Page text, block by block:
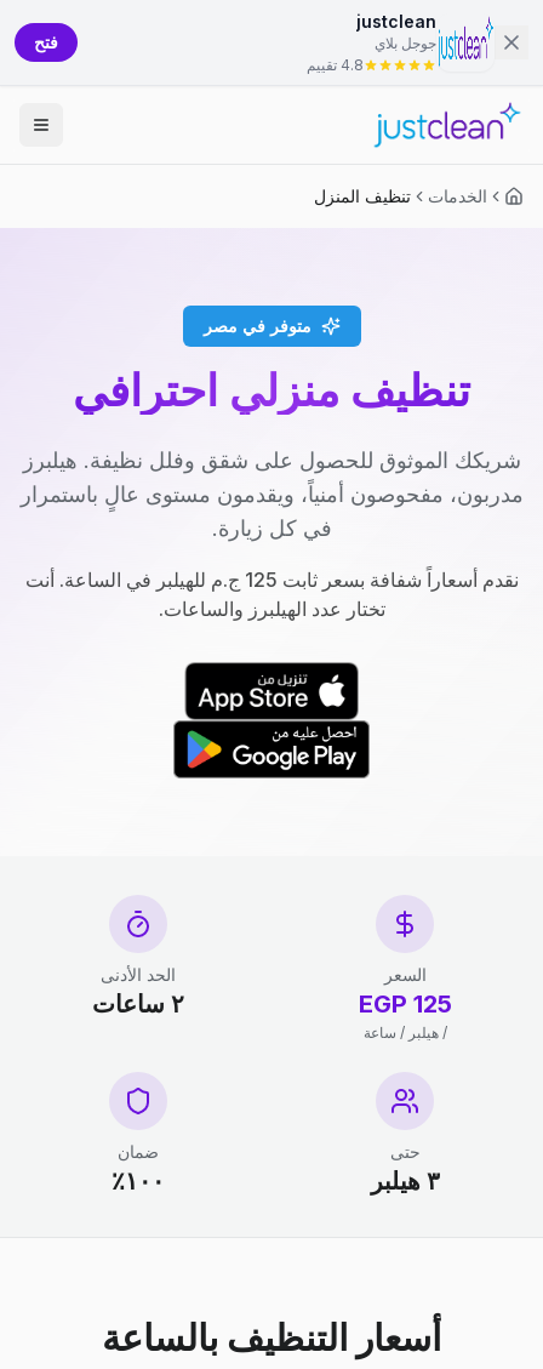
justclean
جوجل بلاي
4.8 تقييم
فتح
الخدمات تنظيف المنزل
متوفر في مصر
تنظيف منزلي احترافي
شريكك الموثوق للحصول على شقق وفلل نظيفة. هيلبرز
مدربون، مفحوصون أمنياً، ويقدمون مستوى عالٍ باستمرار
في كل زيارة.
نقدم أسعاراً شفافة بسعر ثابت 125 ج.م للهيلبر في الساعة. أنت
تختار عدد الهيلبرز والساعات.
السعر
125 EGP
/ هيلبر / ساعة
الحد الأدنى
٢ ساعات
حتى
٣ هيلبر
ضمان
١٠٠٪
أسعار التنظيف بالساعة